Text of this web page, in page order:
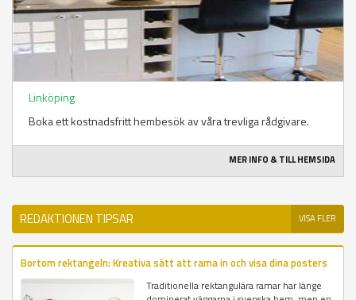
Linköping
Boka ett kostnadsfritt hembesök av våra trevliga rådgivare.
MER INFO & TILL HEMSIDA
REDAKTIONEN TIPSAR VISA FLER
Bortom rektangeln: Kreativa sätt att rama in och visa dina posters
Traditionella rektangulära ramar har länge